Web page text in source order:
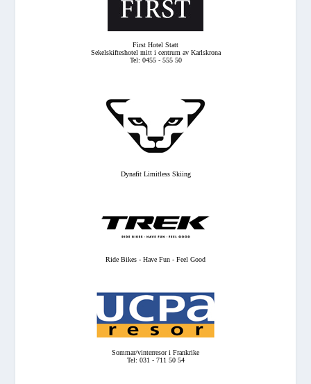
First Hotel Statt
Sekelskifteshotel mitt i centrum av Karlskrona
Tel: 0455 - 555 50
Dynafit Limitless Skiing
Ride Bikes - Have Fun - Feel Good
Sommar/vinterresor i Frankrike
Tel: 031 - 711 50 54